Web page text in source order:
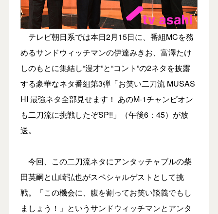
テレビ朝日系では本日2月15日に、番組MCを務
めるサンドウィッチマンの伊達みきお、富澤たけ
しのもとに集結し“漫才”と“コント”の2ネタを披露
する豪華なネタ番組第3弾「お笑い二刀流 MUSAS
HI 最強ネタ全部見せます！ あのM-1チャンピオン
も二刀流に挑戦したぞSP!!」（午後6：45）が放
送。
今回、この二刀流ネタにアンタッチャブルの柴
田英嗣と山崎弘也がスペシャルゲストとして挑
戦。「この機会に、腹を割ってお笑い談義でもし
ましょう！」というサンドウィッチマンとアンタ